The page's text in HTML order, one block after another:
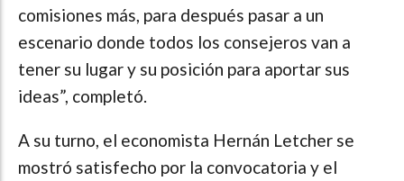
comisiones más, para después pasar a un
escenario donde todos los consejeros van a
tener su lugar y su posición para aportar sus
ideas”, completó.
A su turno, el economista Hernán Letcher se
mostró satisfecho por la convocatoria y el